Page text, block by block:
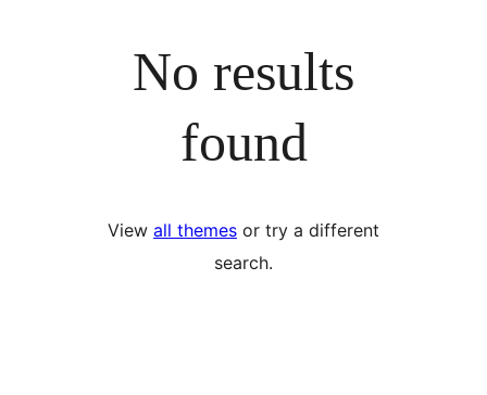
No results
found
View all themes or try a different
search.